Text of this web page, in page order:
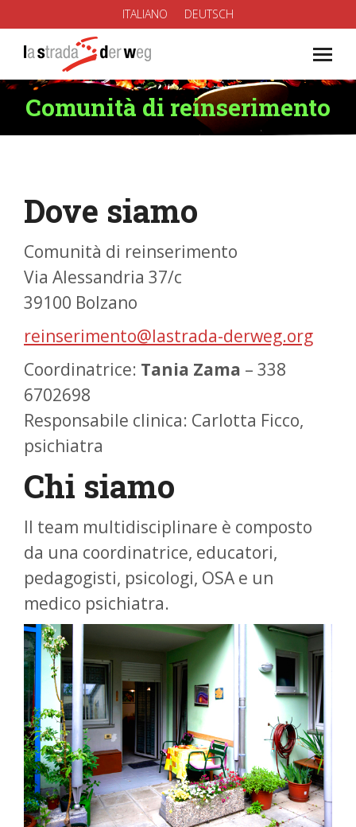
ITALIANO DEUTSCH
Comunità di reinserimento
You are here:
Dove siamo
Comunità di reinserimento
Via Alessandria 37/c
39100 Bolzano
reinserimento@lastrada-derweg.org
Coordinatrice: Tania Zama – 338
6702698
Responsabile clinica: Carlotta Ficco,
psichiatra
Chi siamo
Il team multidisciplinare è composto
da una coordinatrice, educatori,
pedagogisti, psicologi, OSA e un
medico psichiatra.